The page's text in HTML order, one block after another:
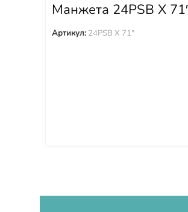
Манжета 24PSB X
Артикул: 24PSB X 71"